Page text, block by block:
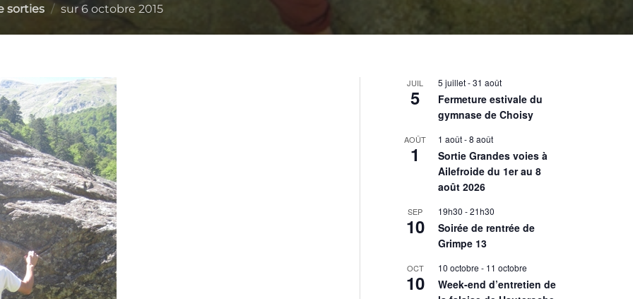
sorties sur Publié
6 octobre 2015
JUIL
5
5 juillet-31 août
Fermeture estivale du
gymnase de Choisy
AOÛT
1
1 août-8 août
Sortie Grandes voies à
Ailefroide du 1er au 8
août 2026
SEP
10
19h30 -21h30
Soirée de rentrée de
Grimpe 13
OCT
10
10 octobre - 11 octobre
Week-end d’entretien de